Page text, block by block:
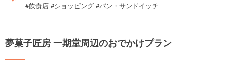
#飲食店 #ショッピング #パン・サンドイッチ
夢菓子匠房 一期堂周辺のおでかけプラン